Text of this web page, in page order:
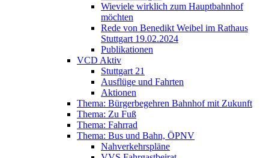
Wieviele wirklich zum Hauptbahnhof
möchten
Rede von Benedikt Weibel im Rathaus
Stuttgart 19.02.2024
Publikationen
VCD Aktiv
Stuttgart 21
Ausflüge und Fahrten
Aktionen
Thema: Bürgerbegehren Bahnhof mit Zukunft
Thema: Zu Fuß
Thema: Fahrrad
Thema: Bus und Bahn, ÖPNV
Nahverkehrspläne